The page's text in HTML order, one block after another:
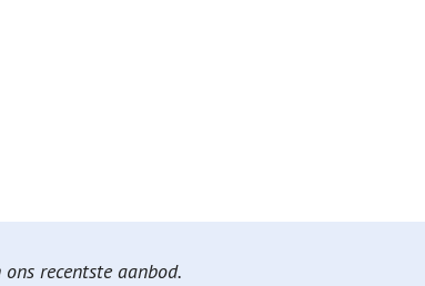
recentste aanbod.